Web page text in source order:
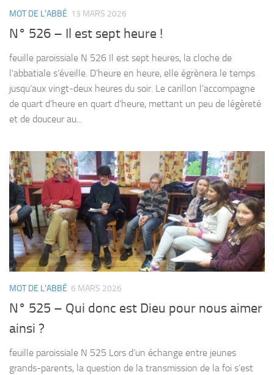
MOT DE L'ABBÉ 13 MARS 2026
N° 526 – Il est sept heure !
feuille paroissiale N 526 Il est sept heures, la cloche de
l’abbatiale s’éveille. D’heure en heure, elle égrènera le temps
jusqu’aux vingt-deux heures du soir. Le carillon l’accompagne
de quart d’heure en quart d’heure, mettant un peu de légèreté
et de douceur au...
MOT DE L'ABBÉ 6 MARS 2026
N° 525 – Qui donc est Dieu pour nous aimer
ainsi ?
feuille paroissiale N 525 Lors d’un échange entre jeunes
grands-parents, la question de la transmission de la foi s’est